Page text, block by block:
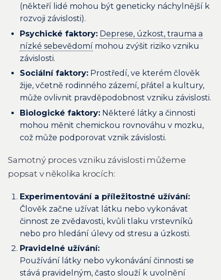
(někteří lidé mohou být geneticky náchylnější k
rozvoji závislosti).
Psychické faktory: Deprese, úzkost, trauma a
nízké sebevědomí mohou zvýšit riziko vzniku
závislosti.
Sociální faktory: Prostředí, ve kterém člověk
žije, včetně rodinného zázemí, přátel a kultury,
může ovlivnit pravděpodobnost vzniku závislosti.
Biologické faktory: Některé látky a činnosti
mohou měnit chemickou rovnováhu v mozku,
což může podporovat vznik závislosti.
Samotný proces vzniku závislosti můžeme
popsat v několika krocích:
Experimentování a příležitostné užívání:
Člověk začne užívat látku nebo vykonávat
činnost ze zvědavosti, kvůli tlaku vrstevníků
nebo pro hledání úlevy od stresu a úzkosti.
Pravidelné užívání:
Používání látky nebo vykonávání činnosti se
stává pravidelným, často slouží k uvolnění